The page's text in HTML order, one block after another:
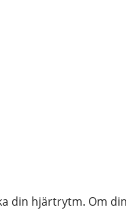
din hjärtrytm. Om